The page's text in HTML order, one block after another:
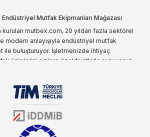
Endüstriyel Mutfak Ekipmanları Mağazası
kurulan mutbex.com, 20 yıldan fazla sektörel
modern anlayışıyla endüstriyel mutfak
ile buluşturuyor. İşletmenizde ihtiyaç
ürünlerini sizlere özel fiyatlarla sunuyoruz.
deyince akla gelen ilk adreslerden
da faliyet gösteren mutbex.com,
Öztiryakiler ürünleri üzerinde büyük bir
ile müşterilerine koşulsuz destek sunan
mutfak malzemeleri konusunda
her zaman üstünde olacaktır.